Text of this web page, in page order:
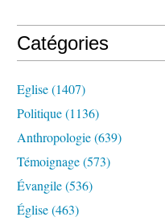
Catégories
Eglise(1407)
Politique(1136)
Anthropologie(639)
Témoignage(573)
Évangile(536)
Église(463)